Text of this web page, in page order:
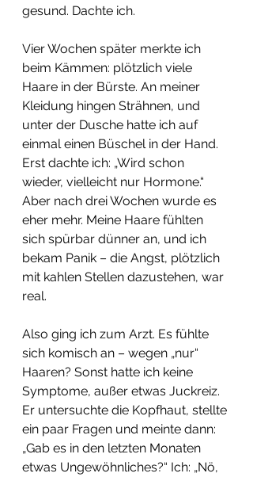
gesund. Dachte ich.
Vier Wochen später merkte ich
beim Kämmen: plötzlich viele
Haare in der Bürste. An meiner
Kleidung hingen Strähnen, und
unter der Dusche hatte ich auf
einmal einen Büschel in der Hand.
Erst dachte ich: „Wird schon
wieder, vielleicht nur Hormone.“
Aber nach drei Wochen wurde es
eher mehr. Meine Haare fühlten
sich spürbar dünner an, und ich
bekam Panik – die Angst, plötzlich
mit kahlen Stellen dazustehen, war
real.
Also ging ich zum Arzt. Es fühlte
sich komisch an – wegen „nur“
Haaren? Sonst hatte ich keine
Symptome, außer etwas Juckreiz.
Er untersuchte die Kopfhaut, stellte
ein paar Fragen und meinte dann:
„Gab es in den letzten Monaten
etwas Ungewöhnliches?“ Ich: „Nö,